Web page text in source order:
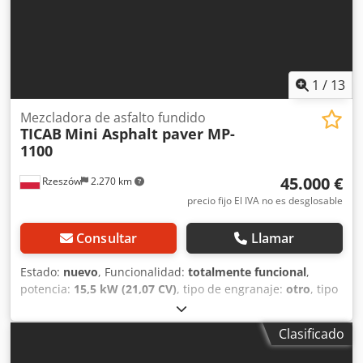
1 / 13
Rzeszów 2.270 km
Mezcladora de asfalto fundido
TICAB Mini Asphalt paver MP-
1100
45.000 €
precio fijo El IVA no es desglosable
Consultar Llamar
Estado: nuevo, Funcionalidad: totalmente funcional,
potencia: 15,5 kW (21,07 CV), tipo de engranaje: otro, tipo
, color:
kg, Año de fabricación:2026, Equipamiento:bajo nivel de
ruido, hidráulica, tracción a las cuatro ruedas , TICAB MP-
Clasificado